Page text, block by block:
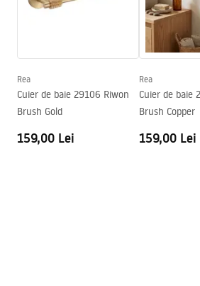
260mm
50mm
Adâncime
85mm
Serie
Garantie
24 luni
Rea
Cuier de baie 29106 Riwon
Brush Gold
159,00 Lei
Rea
Cuier de baie
Brush Copper
159,00 Lei